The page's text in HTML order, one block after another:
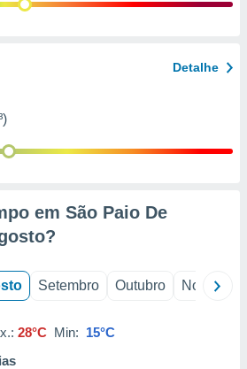
Detalhe
em São Paio De
?
Setembro Outubro Novembro
28°C Min: 15°C